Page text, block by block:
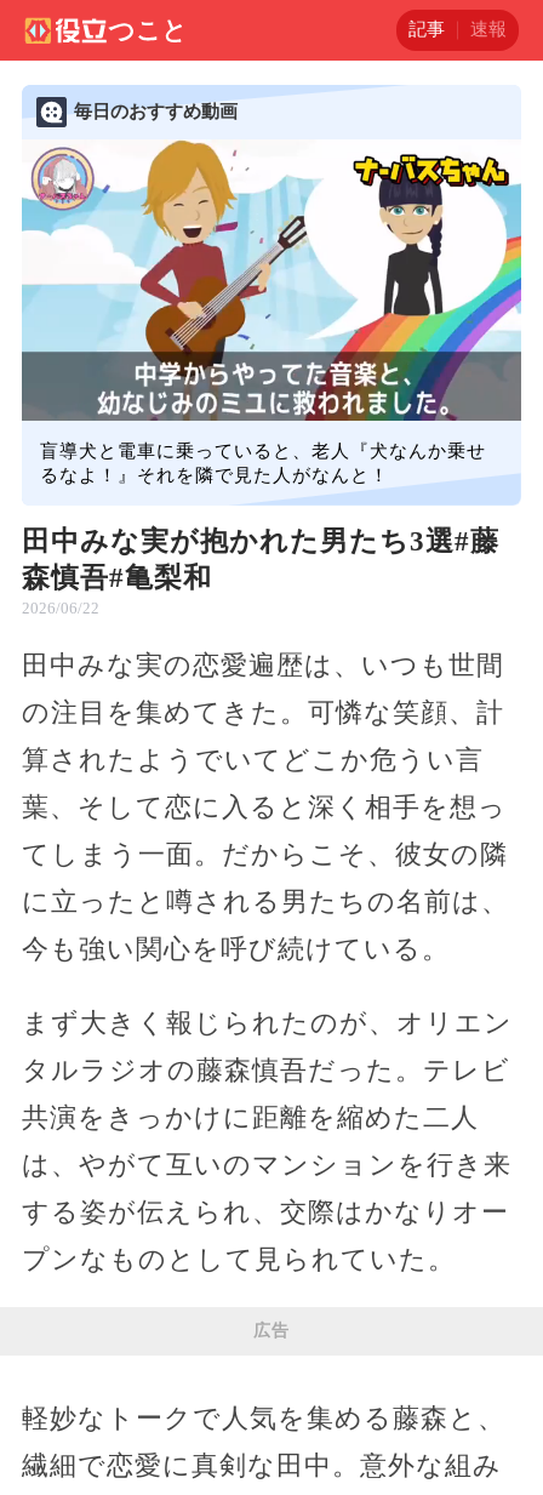
記事 速報
毎日のおすすめ動画
盲導犬と電車に乗っていると、老人『犬なんか乗せ
るなよ！』それを隣で見た人がなんと！
田中みな実が抱かれた男たち3選#藤
森慎吾#亀梨和
2026/06/22
田中みな実の恋愛遍歴は、いつも世間
の注目を集めてきた。可憐な笑顔、計
算されたようでいてどこか危うい言
葉、そして恋に入ると深く相手を想っ
てしまう一面。だからこそ、彼女の隣
に立ったと噂される男たちの名前は、
今も強い関心を呼び続けている。
まず大きく報じられたのが、オリエン
タルラジオの藤森慎吾だった。テレビ
共演をきっかけに距離を縮めた二人
は、やがて互いのマンションを行き来
する姿が伝えられ、交際はかなりオー
プンなものとして見られていた。
広告
軽妙なトークで人気を集める藤森と、
繊細で恋愛に真剣な田中。意外な組み